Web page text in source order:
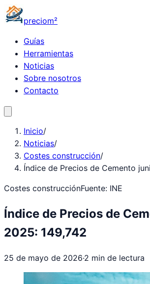
preciom²
Guías
Herramientas
Noticias
Sobre nosotros
Contacto
Inicio/
Noticias/
Costes construcción/
Índice de Precios de Cemento
Costes construcciónFuente: INE
Índice de Precios de
2025: 149,742
25 de mayo de 2026·2 min de lectura